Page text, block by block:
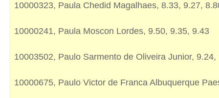
10000323, Paula Chedid Magalhaes, 8.33, 9.27,
10000241, Paula Moscon Lordes, 9.50, 9.35, 9.43
10003502, Paulo Sarmento de Oliveira Junior, 9.24,
10000675, Paulo Victor de Franca Albuquerque